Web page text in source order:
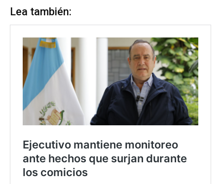
Lea también: